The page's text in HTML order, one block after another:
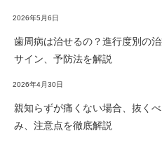
2026年5月6日
歯周病は治せるの？進行度別の
サイン、予防法を解説
2026年4月30日
親知らずが痛くない場合、抜く
み、注意点を徹底解説